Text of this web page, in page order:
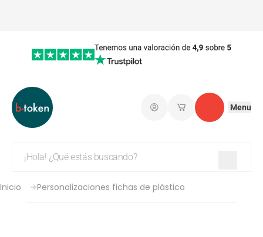
Iniciar sesiónMis carritos de
Contacto
Menu
Inicio Personalizaciones fichas de plástico